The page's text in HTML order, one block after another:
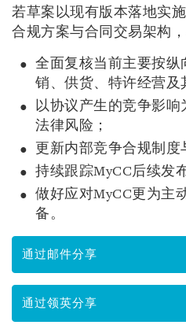
若草案以现有版本落地实
合规方案与合同交易架构
全面复核当前主要按纵
销、供货、特许经营及
以协议产生的竞争影
法律风险；
更新内部竞争合规制度
持续跟踪MyCC后续发
做好应对MyCC更为主
备。
通过邮件分享
通过领英分享